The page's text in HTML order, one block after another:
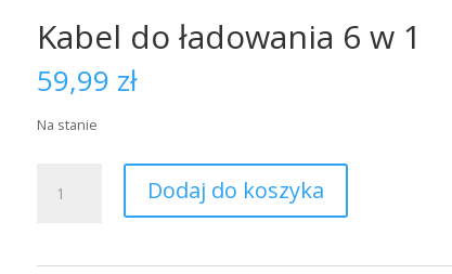
Kabel do ładowania 6 w 1
59,99 zł
Na stanie
Kabel
Dodaj do koszyka